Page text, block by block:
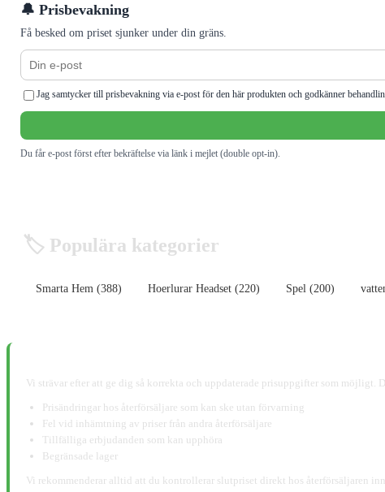
🔔 Prisbevakning
Få besked om priset sjunker under din gräns.
Jag samtycker till prisbevakning via e-post för den här produkten och godkänner
Du får e-post först efter bekräftelse via länk i mejlet (double opt-in).
🏷️ Populära kategorier
Smarta Hem (388) Hoerlurar Headset (220) Spel (200)
Vi strävar efter att ge dig så korrekta och uppdaterade prisuppgifter som möjligt.
Prisändringar hos återförsäljare som kan ske utan förvarning
Fel vid inhämtning av priser från andra återförsäljare
Tillfälliga erbjudanden som kan upphöra
Begränsade lager
Vi rekommenderar alltid att du kontrollerar slutpriset direkt hos återförsäljaren